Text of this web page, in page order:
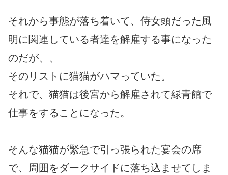
それから事態が落ち着いて、侍女頭だった風
明に関連している者達を解雇する事になった
のだが、、
そのリストに猫猫がハマっていた。
それで、猫猫は後宮から解雇されて緑青館で
仕事をすることになった。
そんな猫猫が緊急で引っ張られた宴会の席
で、周囲をダークサイドに落ち込ませてしま